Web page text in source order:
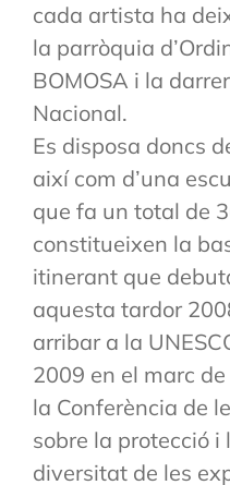
cada artista ha
la parròquia
BOMOSA i la
Nacional.
Es disposa doncs
així com d’una
que fa un total de
constitueixen la
itinerant que
aquesta tardor
arribar a la
2009 en el marc
la Conferència de
sobre la protecció i
diversitat de les